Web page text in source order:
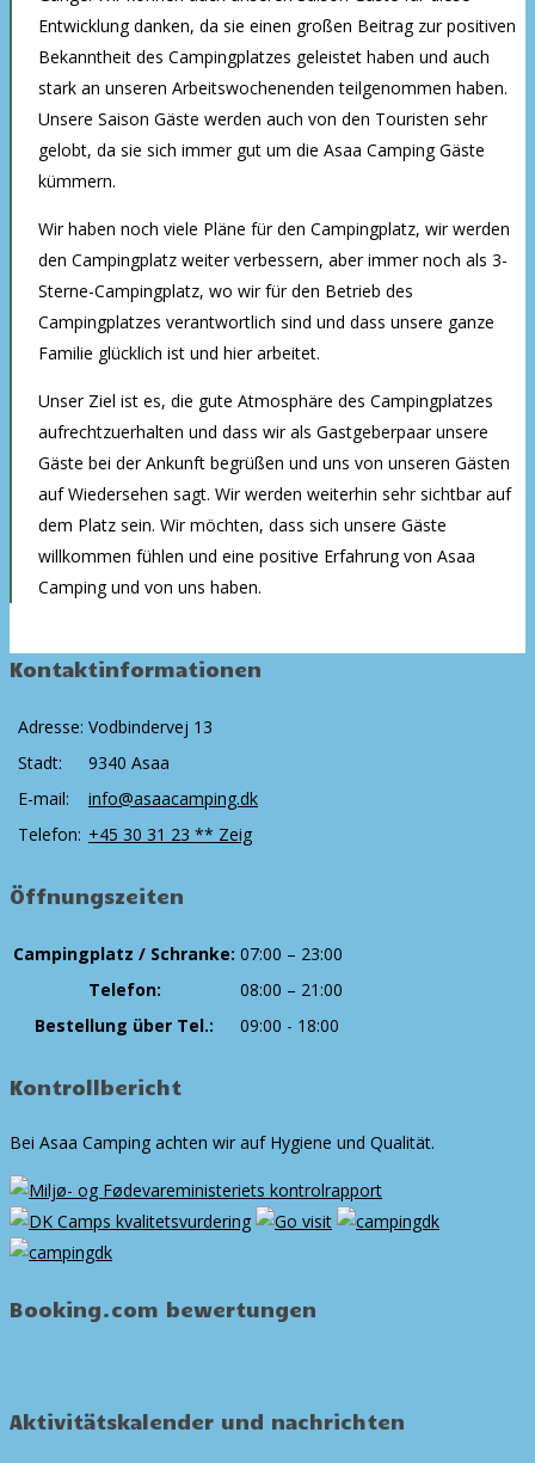
Entwicklung danken, da sie einen großen Beitrag zur positiven
Bekanntheit des Campingplatzes geleistet haben und auch
stark an unseren Arbeitswochenenden teilgenommen haben.
Unsere Saison Gäste werden auch von den Touristen sehr
gelobt, da sie sich immer gut um die Asaa Camping Gäste
kümmern.
Wir haben noch viele Pläne für den Campingplatz, wir werden
den Campingplatz weiter verbessern, aber immer noch als 3-
Sterne-Campingplatz, wo wir für den Betrieb des
Campingplatzes verantwortlich sind und dass unsere ganze
Familie glücklich ist und hier arbeitet.
Unser Ziel ist es, die gute Atmosphäre des Campingplatzes
aufrechtzuerhalten und dass wir als Gastgeberpaar unsere
Gäste bei der Ankunft begrüßen und uns von unseren Gästen
auf Wiedersehen sagt. Wir werden weiterhin sehr sichtbar auf
dem Platz sein. Wir möchten, dass sich unsere Gäste
willkommen fühlen und eine positive Erfahrung von Asaa
Camping und von uns haben.
Kontaktinformationen
Adresse: Vodbindervej 13
Stadt:
9340 Asaa
E-mail:
info@asaacamping.dk
Telefon: +45 30 31 23 ** Zeig
Öffnungszeiten
Campingplatz / Schranke: 07:00 – 23:00
Telefon:
08:00 – 21:00
Bestellung über Tel.:
09:00 - 18:00
Kontrollbericht
Bei Asaa Camping achten wir auf Hygiene und Qualität.
Booking.com bewertungen
Aktivitätskalender und nachrichten